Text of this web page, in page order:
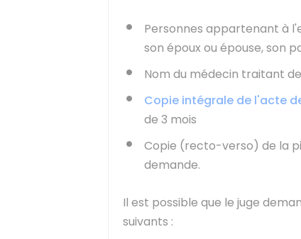
Personnes appartenant à
son époux ou épouse, son
Nom du médecin traitant
Copie intégrale de l'acte
de 3 mois
Copie (recto-verso) de la
demande.
Il est possible que le juge
suivants :